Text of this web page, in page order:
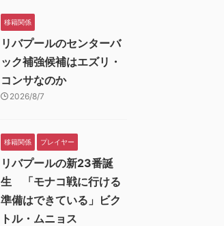
移籍関係
リバプールのセンターバ
ック補強候補はエズリ・
コンサなのか
2026/8/7
移籍関係 プレイヤー
リバプールの新23番誕
生 「モナコ戦に行ける
準備はできている」ビク
トル・ムニョス